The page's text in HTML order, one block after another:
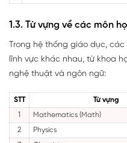
1.3. Từ vựng về các môn
Trong hệ thống giáo dục,
lĩnh vực khác nhau, từ khoa
nghệ thuật và ngôn ngữ:
STT Từ vựng
1
Mathematics (Math)
2
Physics